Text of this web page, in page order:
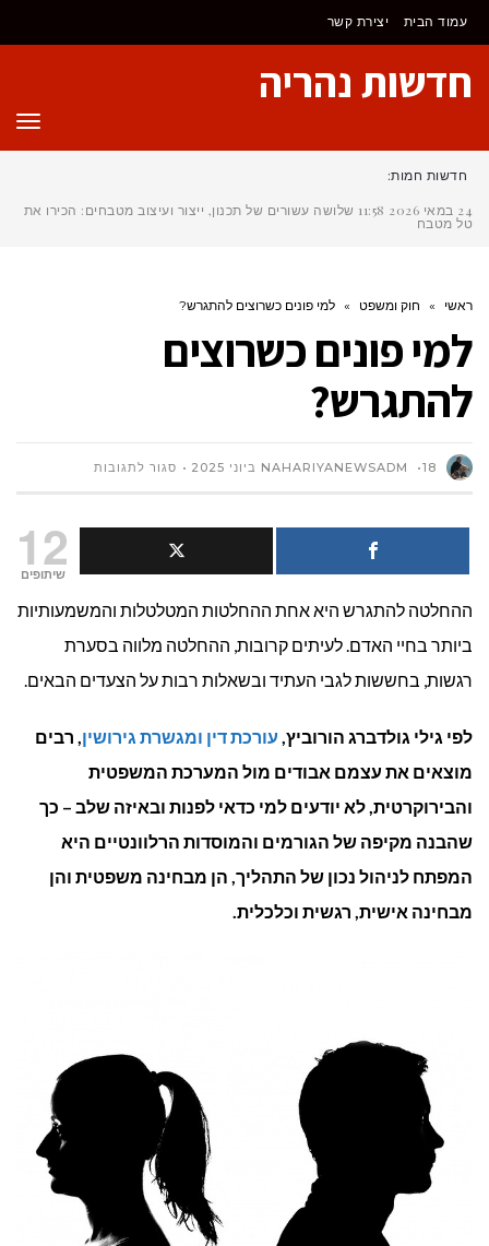
לתוכן
עמוד הבית יצירת קשר
חדשות נהריה
חדשות חמות:
24 במאי 2026
11:58 שלושה עשורים של תכנון, ייצור ועיצוב מטבחים: הכירו את
טל מטבחים
ראשי » חוק ומשפט » למי פונים כשרוצים להתגרש?
למי פונים כשרוצים
להתגרש?
NAHARIYANEWSADM 18 ביוני 2025 סגור לתגובותעל
פונים
כשרוצים
12
שיתופים
ההחלטה להתגרש היא אחת ההחלטות המטלטלות והמשמעותיות
ביותר בחיי האדם. לעיתים קרובות, ההחלטה מלווה בסערת
רגשות, בחששות לגבי העתיד ובשאלות רבות על הצעדים הבאים.
לפי גילי גולדברג הורוביץ, עורכת דין ומגשרת גירושין, רבים
מוצאים את עצמם אבודים מול המערכת המשפטית
והבירוקרטית, לא יודעים למי כדאי לפנות ובאיזה שלב – כך
שהבנה מקיפה של הגורמים והמוסדות הרלוונטיים היא
המפתח לניהול נכון של התהליך, הן מבחינה משפטית והן
מבחינה אישית, רגשית וכלכלית.